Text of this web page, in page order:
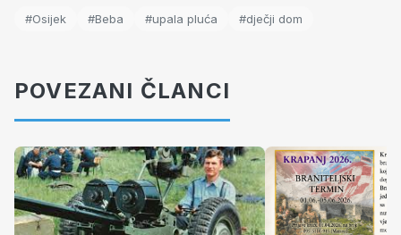
#Osijek #Beba #upala pluća #dječji dom
POVEZANI ČLANCI